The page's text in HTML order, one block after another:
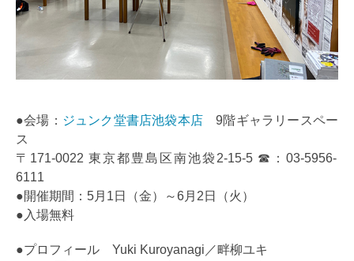
●会場： ジュンク堂書店池袋本店 9階ギャラリースペー
ス
〒171-0022 東京都豊島区南池袋2-15-5 ☎︎：03-5956-
6111
●開催期間：5月1日（金）～6月2日（火）
●入場無料
●プロフィール Yuki Kuroyanagi／畔柳ユキ